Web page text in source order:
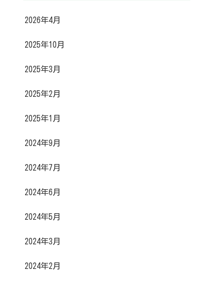
2026年4月
2025年10月
2025年3月
2025年2月
2025年1月
2024年9月
2024年7月
2024年6月
2024年5月
2024年3月
2024年2月